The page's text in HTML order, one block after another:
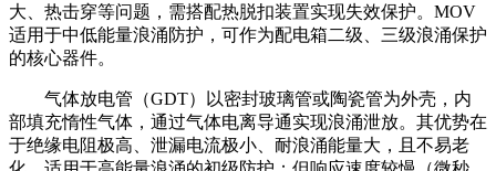
大、热击穿等问题，需搭配热脱扣装置实现失效保护。MOV
适用于中低能量浪涌防护，可作为配电箱二级、三级浪涌保护
的核心器件。
气体放电管（GDT）以密封玻璃管或陶瓷管为外壳，内
部填充惰性气体，通过气体电离导通实现浪涌泄放。其优势在
于绝缘电阻极高、泄漏电流极小、耐浪涌能量大，且不易老